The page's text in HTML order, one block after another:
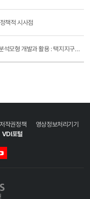
책적 시사점
빅데이터를 활용한 인구이동 분석모형 개발과 활용 : 택지지구를 중심으로
저작권정책
영상정보처리기기
VDI포털